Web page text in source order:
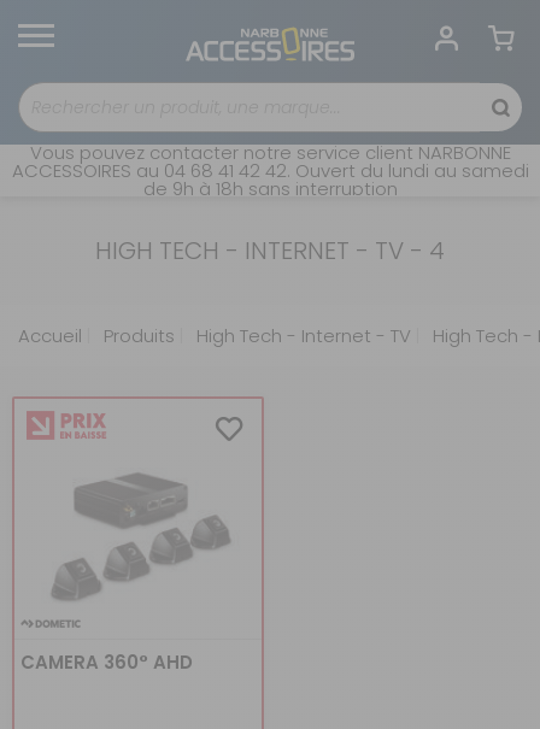
Vous pouvez contacter notre service client NARBONNE
ACCESSOIRES au 04 68 41 42 42. Ouvert du lundi au samedi
de 9h à 18h sans interruption
HIGH TECH - INTERNET - TV - 4
Accueil Produits High Tech - Internet - TV High Tech
CAMERA 360° AHD